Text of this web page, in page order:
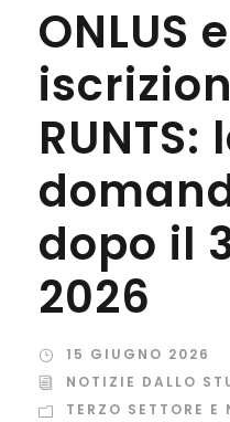
ONLUS e
RUNTS:
dopo il
2026
15 GIUGNO 2026
NOTIZIE DALLO
TERZO SETTORE E